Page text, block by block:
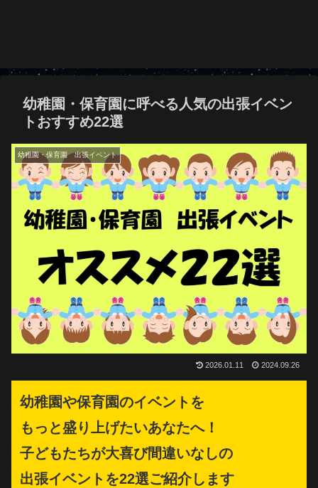
幼稚園・保育園に呼べる人気の出張イベン
トおすすめ22選
幼稚園・保育園 出張イベント
2026.01.11 2024.09.26
幼稚園や保育園のイベントを
もっと盛り上げたいあなたへ！
子どもたちが大喜び間違いなしの
出張イベントを22選ご紹介します